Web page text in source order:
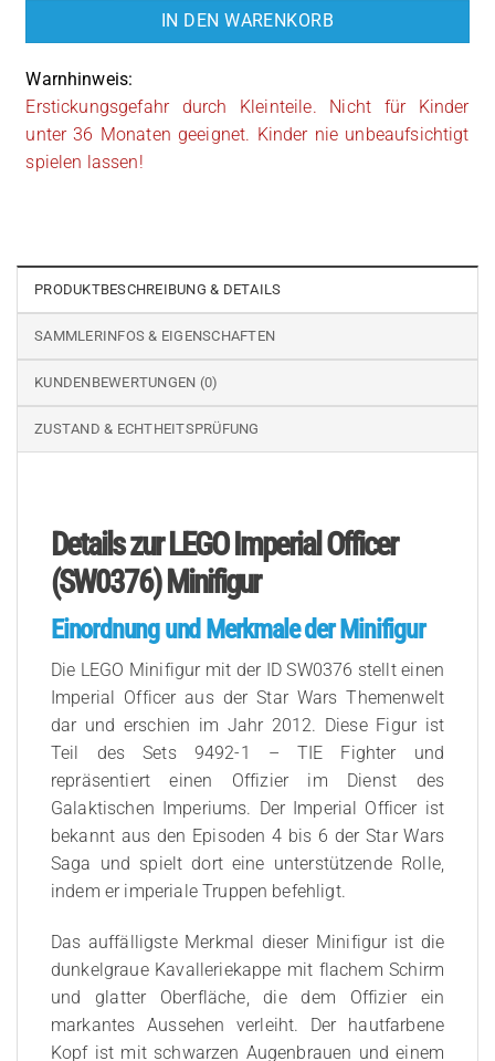
IN DEN WARENKORB
Warnhinweis:
Erstickungsgefahr durch Kleinteile. Nicht für Kinder
unter 36 Monaten geeignet. Kinder nie unbeaufsichtigt
spielen lassen!
PRODUKTBESCHREIBUNG & DETAILS
SAMMLERINFOS & EIGENSCHAFTEN
KUNDENBEWERTUNGEN (0)
ZUSTAND & ECHTHEITSPRÜFUNG
Details zur LEGO Imperial Officer
(SW0376) Minifigur
Einordnung und Merkmale der Minifigur
Die LEGO Minifigur mit der ID SW0376 stellt einen
Imperial Officer aus der Star Wars Themenwelt
dar und erschien im Jahr 2012. Diese Figur ist
Teil des Sets 9492-1 – TIE Fighter und
repräsentiert einen Offizier im Dienst des
Galaktischen Imperiums. Der Imperial Officer ist
bekannt aus den Episoden 4 bis 6 der Star Wars
Saga und spielt dort eine unterstützende Rolle,
indem er imperiale Truppen befehligt.
Das auffälligste Merkmal dieser Minifigur ist die
dunkelgraue Kavalleriekappe mit flachem Schirm
und glatter Oberfläche, die dem Offizier ein
markantes Aussehen verleiht. Der hautfarbene
Kopf ist mit schwarzen Augenbrauen und einem